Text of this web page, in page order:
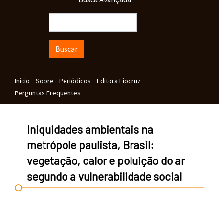
Navegação principal
Início Sobre Periódicos
Editora Fiocruz
Perguntas Frequentes
Iniquidades ambientais na
metrópole paulista, Brasil:
vegetação, calor e poluição do ar
segundo a vulnerabilidade social